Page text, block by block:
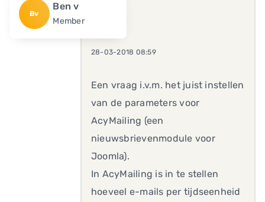
Bv
Ben v
Member
28-03-2018 08:59
Een vraag i.v.m. het juist instellen
van de parameters voor
AcyMailing (een
nieuwsbrievenmodule voor
Joomla).
In AcyMailing is in te stellen
hoeveel e-mails per tijdseenheid